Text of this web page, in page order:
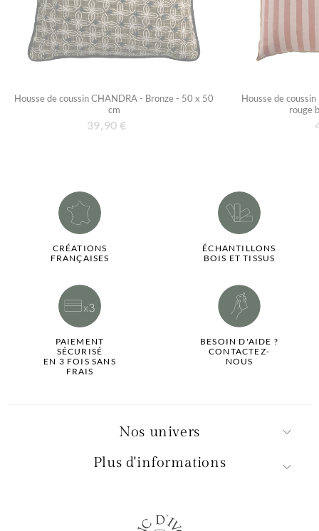
Housse de coussin CHANDRA - Bronze - 50 x 50
cm
39,90 €
Housse de
rouge
CRÉATIONS
FRANÇAISES
ÉCHANTILLONS
BOIS ET TISSUS
PAIEMENT
SÉCURISÉ
EN 3 FOIS SANS
FRAIS
BESOIN D'AIDE ?
CONTACTEZ-
NOUS
Nos univers
Plus d'informations